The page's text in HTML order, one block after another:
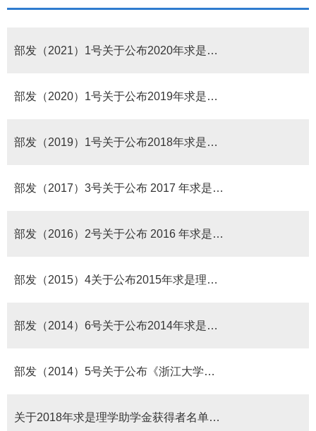
部发（2021）1号关于公布2020年求是理学助学金获得者名单的通知
部发（2020）1号关于公布2019年求是理学助学金获得者名单的通知
部发（2019）1号关于公布2018年求是理学助学金获得者名单的通知
部发（2017）3号关于公布 2017 年求是理学助学金获得者名单的通知
部发（2016）2号关于公布 2016 年求是理学助学金获得者名单的通知
部发（2015）4关于公布2015年求是理学助学金获得者名单的通知
部发（2014）6号关于公布2014年求是理学助学金获得者名单的通知
部发（2014）5号关于公布《浙江大学求是理学助学金实施细则》的通知
关于2018年求是理学助学金获得者名单公示的通知